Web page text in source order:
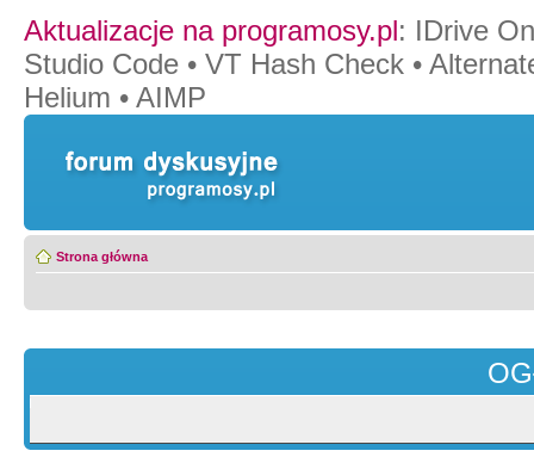
Aktualizacje na programosy.pl: IDrive
Studio Code • VT Hash Check •
Helium • AIMP
Strona główna